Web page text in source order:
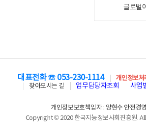
글로벌
대표전화 ☏ 053-230-1114 개인정보처
찾아오시는 길
업무담당자조회 사업
개인정보보호책임자 : 양현수 안전경
Copyright © 2020 한국지능정보사회진흥원.